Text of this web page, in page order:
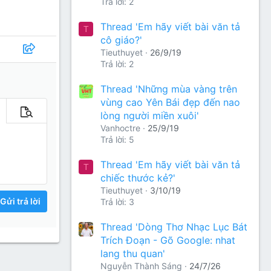
tùy chọn…
Xem trước
Gửi trả lời
T
Thread 'Em hãy viết bài văn tả
cô giáo?'
Tieuthuyet
26/9/19
Trả lời: 2
Thread 'Những mùa vàng trên
vùng cao Yên Bái đẹp đến nao
lòng người miền xuôi'
Vanhoctre
25/9/19
Trả lời: 5
T
Thread 'Em hãy viết bài văn tả
chiếc thước kẻ?'
Tieuthuyet
3/10/19
Trả lời: 3
Thread 'Dòng Thơ Nhạc Lục Bát
Trích Đoạn - Gõ Google: nhat
lang thu quan'
Nguyễn Thành Sáng
24/7/26